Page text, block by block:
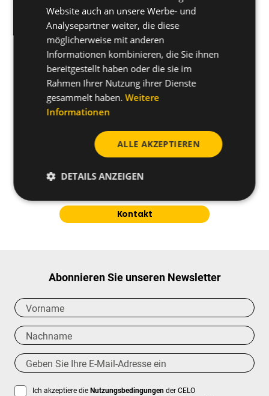
Nützliche Informationen
Haben Sie noch weitere
Kontakt
Abonnieren Sie unseren Newsletter
Ich akzeptiere dieNutzungsbedingungen der CELO
Website auch an unsere Werbe- und
Analysepartner weiter, die diese
möglicherweise mit anderen
Informationen kombinieren, die Sie ihnen
bereitgestellt haben oder die sie im
Rahmen Ihrer Nutzung ihrer Dienste
gesammelt haben.Weitere
Informationen
ALLE AKZEPTIEREN
DETAILS ANZEIGEN